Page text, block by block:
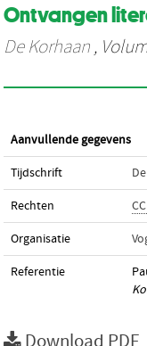
Ontvangen
De Korhaan ,
Aanvullende gegevens
Tijdschrift
Rechten
Organisatie
Referentie
Download PDF